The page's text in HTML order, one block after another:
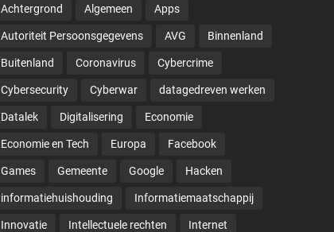
Achtergrond Algemeen Apps
Autoriteit Persoonsgegevens AVG Binnenland
Buitenland Coronavirus Cybercrime
Cybersecurity Cyberwar datagedreven werken
Datalek Digitalisering Economie
Economie en Tech Europa Facebook
Games Gemeente Google Hacken
informatiehuishouding Informatiemaatschappij
Innovatie Intellectuele rechten Internet